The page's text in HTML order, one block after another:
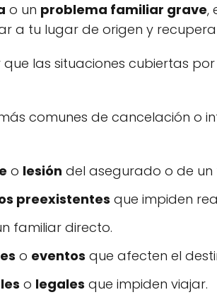
o un problema familiar grave,
a tu lugar de origen y
las situaciones cubiertas
comunes de cancelación o
o lesión del asegurado o de un
preexistentes que impiden
familiar directo.
o eventos que afecten el
o legales que impiden viajar.